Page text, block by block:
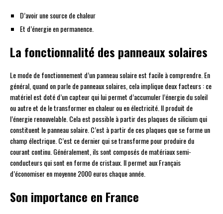
D’avoir une source de chaleur
Et d’énergie en permanence.
La fonctionnalité des panneaux solaires
Le mode de fonctionnement d’un panneau solaire est facile à comprendre. En
général, quand on parle de panneaux solaires, cela implique deux facteurs : ce
matériel est doté d’un capteur qui lui permet d’accumuler l’énergie du soleil
ou autre et de le transformer en chaleur ou en électricité. Il produit de
l’énergie renouvelable. Cela est possible à partir des plaques de silicium qui
constituent le panneau solaire. C’est à partir de ces plaques que se forme un
champ électrique. C’est ce dernier qui se transforme pour produire du
courant continu. Généralement, ils sont composés de matériaux semi-
conducteurs qui sont en forme de cristaux. Il permet aux Français
d’économiser en moyenne 2000 euros chaque année.
Son importance en France